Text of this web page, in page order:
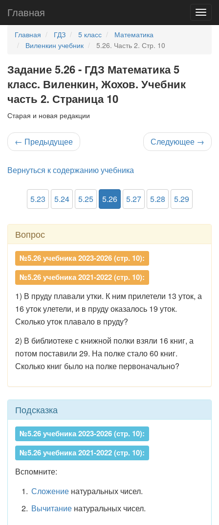
Главная
Главная ГДЗ 5 класс
Математика
Виленкин учебник
5.26. Часть 2. Стр. 10
Задание 5.26 - ГДЗ Математика 5
класс. Виленкин, Жохов. Учебник
часть 2. Страница 10
Старая и новая редакции
← Предыдущее Следующее →
Вернуться к содержанию учебника
5.23 5.24 5.25 5.26 5.27 5.28 5.29
Вопрос
№5.26 учебника 2023-2026 (стр. 10):
№5.26 учебника 2021-2022 (стр. 10):
1) В пруду плавали утки. К ним прилетели 13 уток, а
16 уток улетели, и в пруду оказалось 19 уток.
Сколько уток плавало в пруду?
2) В библиотеке с книжной полки взяли 16 книг, а
потом поставили 29. На полке стало 60 книг.
Сколько книг было на полке первоначально?
Подсказка
№5.26 учебника 2023-2026 (стр. 10):
№5.26 учебника 2021-2022 (стр. 10):
Вспомните:
Сложениенатуральных чисел.
Вычитаниенатуральных чисел.